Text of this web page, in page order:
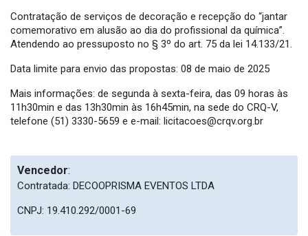
Contratação de serviços de decoração e recepção do “jantar
comemorativo em alusão ao dia do profissional da química”.
Atendendo ao pressuposto no § 3º do art. 75 da lei 14.133/21.
Data limite para envio das propostas: 08 de maio de 2025
Mais informações: de segunda à sexta-feira, das 09 horas às
11h30min e das 13h30min às 16h45min, na sede do CRQ-V,
telefone (51) 3330-5659 e e-mail: licitacoes@crqv.org.br
Vencedor:
Contratada: DECOOPRISMA EVENTOS LTDA
CNPJ: 19.410.292/0001-69